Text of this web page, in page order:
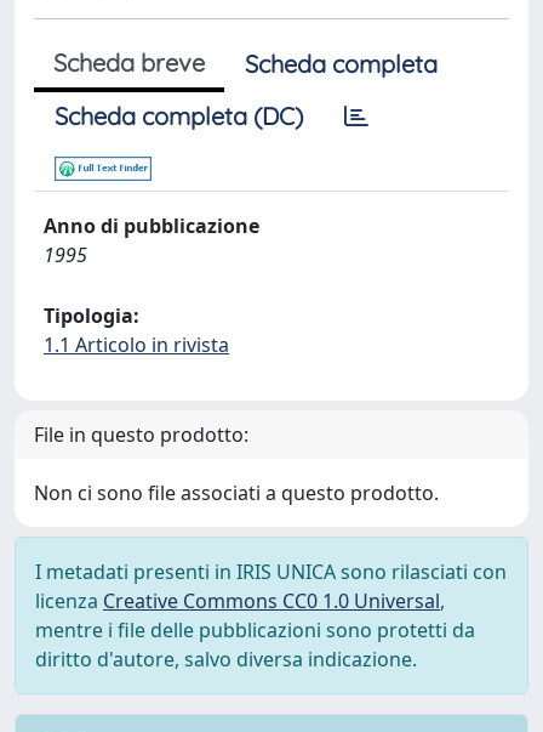
Scheda breve
Scheda completa
Scheda completa (DC)
Anno di pubblicazione
1995
Tipologia:
1.1 Articolo in rivista
File in questo prodotto:
Non ci sono file associati a questo prodotto.
I metadati presenti in IRIS UNICA sono rilasciati con
licenza Creative Commons CC0 1.0 Universal,
mentre i file delle pubblicazioni sono protetti da
diritto d'autore, salvo diversa indicazione.